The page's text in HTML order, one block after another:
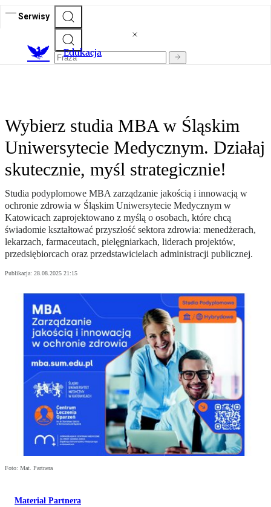
Serwisy
Edukacja
Wybierz studia MBA w Śląskim
Uniwersytecie Medycznym. Działaj
skutecznie, myśl strategicznie!
Studia podyplomowe MBA zarządzanie jakością i innowacją w
ochronie zdrowia w Śląskim Uniwersytecie Medycznym w
Katowicach zaprojektowano z myślą o osobach, które chcą
świadomie kształtować przyszłość sektora zdrowia: menedżerach,
lekarzach, farmaceutach, pielęgniarkach, liderach projektów,
przedsiębiorcach oraz przedstawicielach administracji publicznej.
Publikacja: 28.08.2025 21:15
Foto: Mat. Partnera
Materiał Partnera